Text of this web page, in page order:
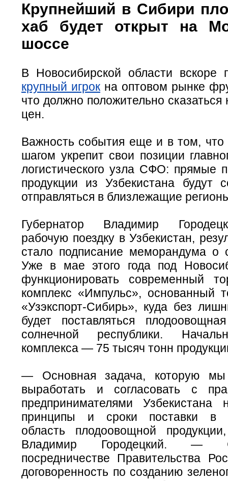
Крупнейший в Сибири
хаб будет открыт на
шоссе
В Новосибирской области вскоре
крупный игрок на оптовом рынке
что должно положительно
цен.
Важность события еще и в том, что
шагом укрепит свои позиции
логистического узла СФО: прямые
продукции из Узбекистана будут
отправляться в близлежащие
Губернатор Владимир
рабочую поездку в Узбекистан,
стало подписание меморандума о
Уже в мае этого года под
функционировать современный
комплекс «Импульс», основанный
«Узэкспорт-Сибирь», куда без
будет поставляться
солнечной республики.
комплекса — 75 тысяч тонн
— Основная задача, которую
выработать и согласовать с
предпринимателями Узбекистана
принципы и сроки поставки в
область плодоовощной
Владимир Городецкий. —
посредничестве Правительства
договоренность по созданию